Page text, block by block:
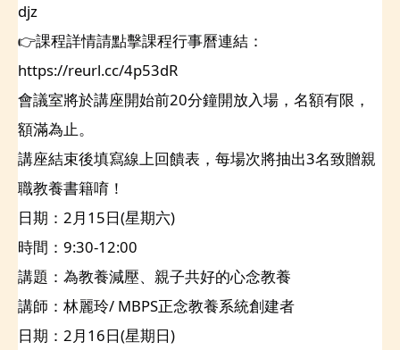
djz
👉課程詳情請點擊課程行事曆連結：
https://reurl.cc/4p53dR
會議室將於講座開始前20分鐘開放入場，名額有限，
額滿為止。
講座結束後填寫線上回饋表，每場次將抽出3名致贈親
職教養書籍唷！
日期：2月15日(星期六)
時間：9:30-12:00
講題：為教養減壓、親子共好的心念教養
講師：林麗玲/ MBPS正念教養系統創建者
日期：2月16日(星期日)